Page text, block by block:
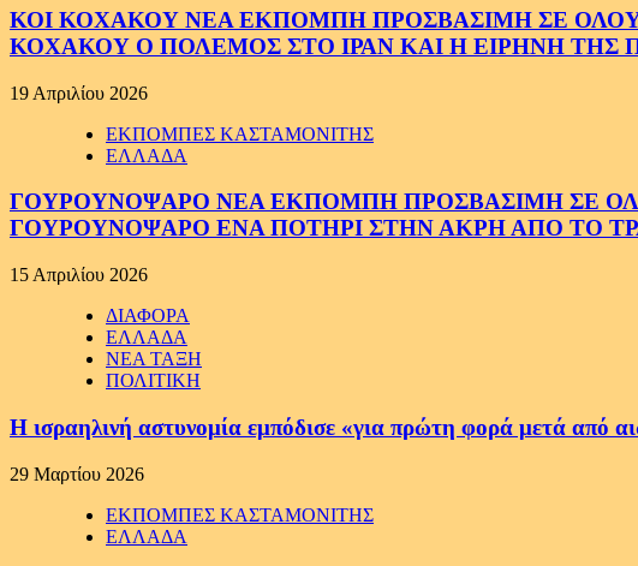
ΚΟΙ ΚΟΧΑΚΟΥ ΝΕΑ ΕΚΠΟΜΠΗ ΠΡΟΣΒΑΣΙΜΗ ΣΕ ΟΛΟΥΣ
ΚΟΧΑΚΟΥ Ο ΠΟΛΕΜΟΣ ΣΤΟ ΙΡΑΝ ΚΑΙ Η ΕΙΡΗΝΗ ΤΗΣ
19 Απριλίου 2026
ΕΚΠΟΜΠΕΣ ΚΑΣΤΑΜΟΝΙΤΗΣ
ΕΛΛΑΔΑ
ΓΟΥΡΟΥΝΟΨΑΡΟ ΝΕΑ ΕΚΠΟΜΠΗ ΠΡΟΣΒΑΣΙΜΗ ΣΕ
ΓΟΥΡΟΥΝΟΨΑΡΟ ΕΝΑ ΠΟΤΗΡΙ ΣΤΗΝ ΑΚΡΗ ΑΠΟ ΤΟ
15 Απριλίου 2026
ΔΙΑΦΟΡΑ
ΕΛΛΑΔΑ
ΝΕΑ ΤΑΞΗ
ΠΟΛΙΤΙΚΗ
Η ισραηλινή αστυνομία εμπόδισε «για πρώτη φορά μετά από
29 Μαρτίου 2026
ΕΚΠΟΜΠΕΣ ΚΑΣΤΑΜΟΝΙΤΗΣ
ΕΛΛΑΔΑ